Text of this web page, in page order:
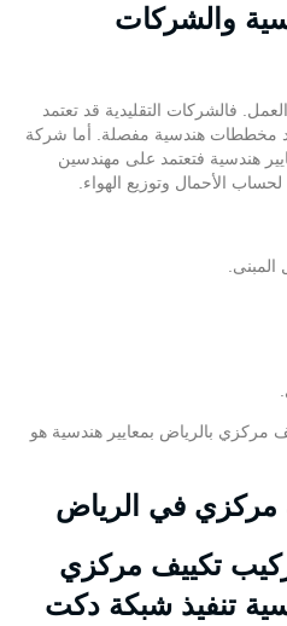
والشركات
فالشركات التقليدية قد تعتمد
مخططات هندسية مفصلة. أما شركة
هندسية فتعتمد على مهندسين
الأحمال وتوزيع الهواء.
مركزي بالرياض بمعايير هندسية هو
تكييف مركزي
تنفيذ شبكة دكت